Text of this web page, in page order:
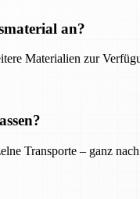
an?
Materialien zur
Transporte – ganz